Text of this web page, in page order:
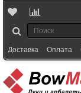
Доставка Оплата